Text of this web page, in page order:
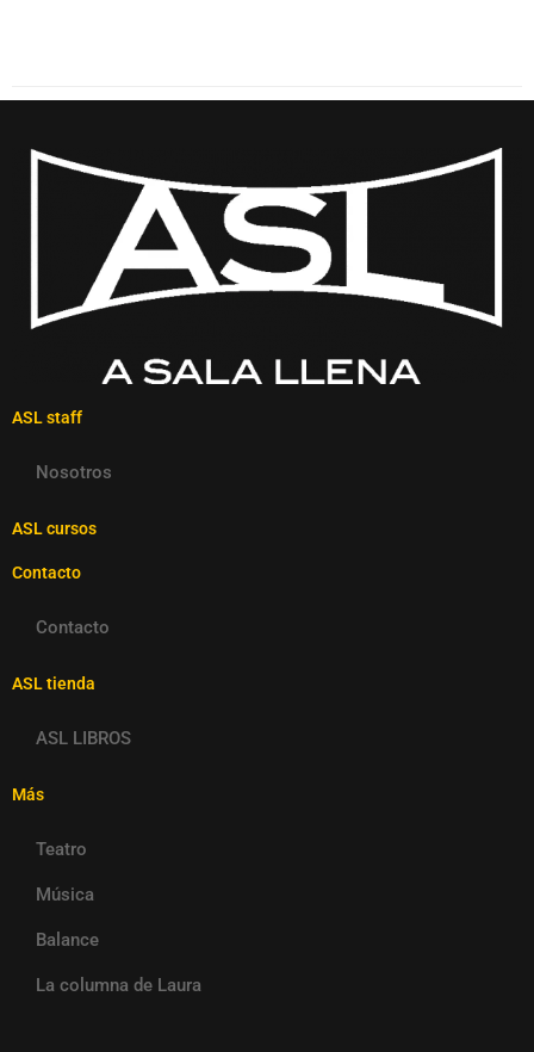
ASL staff
Nosotros
ASL cursos
Contacto
Contacto
ASL tienda
ASL LIBROS
Más
Teatro
Música
Balance
La columna de Laura